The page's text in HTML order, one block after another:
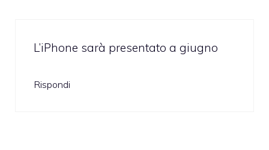
L’iPhone sarà presentato a giugno
Rispondi